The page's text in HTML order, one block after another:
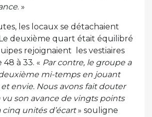
. »
les locaux se détachaient
Le deuxième quart était équilibré
rejoignaient les vestiaires
à 33. « Par contre, le groupe a
mi-temps en jouant
envie. Nous avons fait douter
vu son avance de vingts points
cinq unités d’écart» souligne